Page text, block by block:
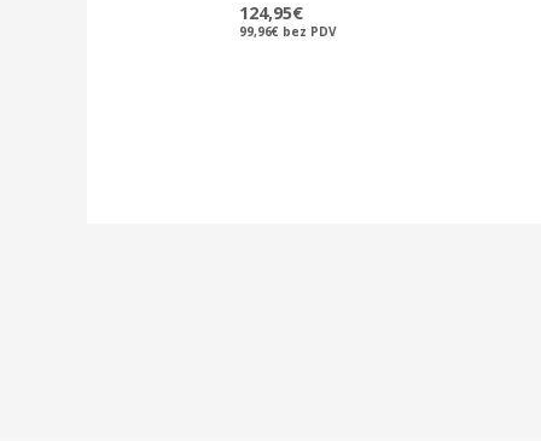
124,95€
99,96€ bez PDV